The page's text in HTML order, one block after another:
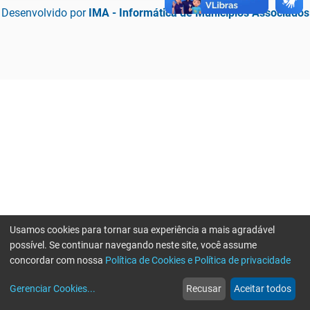
Desenvolvido por IMA - Informática de Municípios Associados
web
Notícias
more_horiz
Mais
Usamos cookies para tornar sua experiência a mais agradável
possível. Se continuar navegando neste site, você assume
concordar com nossa Política de Cookies e Política de privacidade
Gerenciar Cookies... Recusar Aceitar todos
Erro ao enviar informações, por favor tente novamente